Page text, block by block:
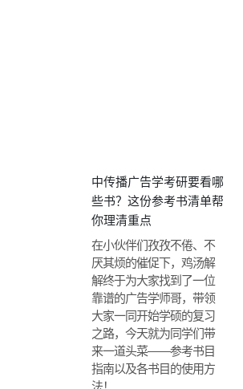
中传播广告学考研要看哪
些书？这份参考书清单帮
你理清重点
在小伙伴们孜孜不倦、不
厌其烦的催促下，鸡汤解
解终于为大家找到了一位
靠谱的广告学师哥，带领
大家一同开始学硕的复习
之路，今天就为同学们带
来一道头菜——参考书目
指南以及各书目的使用方
法！